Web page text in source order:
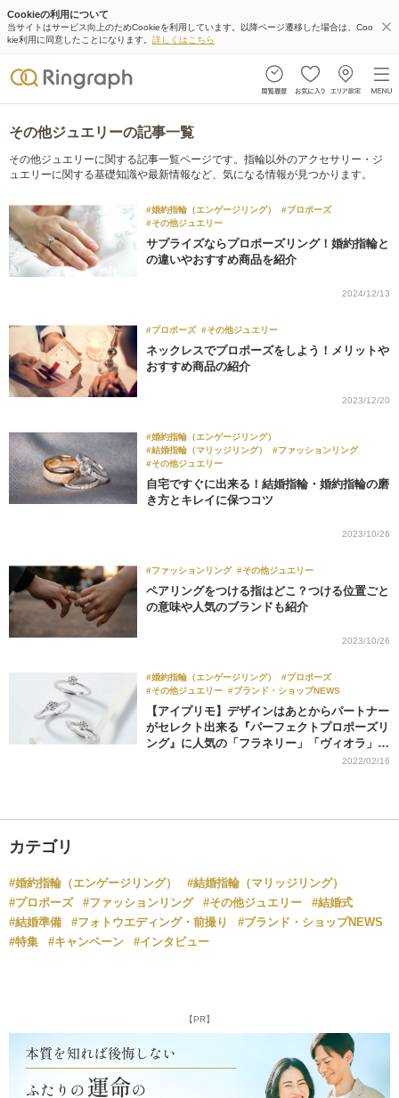
Cookieの利用について
当サイトはサービス向上のためCookieを利用しています。以降ページ遷移した場合は、Coo
kie利用に同意したことになります。 詳しくはこちら
その他ジュエリーの記事一覧
その他ジュエリーに関する記事一覧ページです。指輪以外のアクセサリー・ジ
ュエリーに関する基礎知識や最新情報など、気になる情報が見つかります。
#婚約指輪（エンゲージリング）
#プロポーズ
#その他ジュエリー
サプライズならプロポーズリング！婚約指輪と
の違いやおすすめ商品を紹介
2024/12/13
#プロポーズ #その他ジュエリー
ネックレスでプロポーズをしよう！メリットや
おすすめ商品の紹介
2023/12/20
#婚約指輪（エンゲージリング）
#結婚指輪（マリッジリング）
#ファッションリング
#その他ジュエリー
自宅ですぐに出来る！結婚指輪・婚約指輪の磨
き方とキレイに保つコツ
2023/10/26
#ファッションリング #その他ジュエリー
ペアリングをつける指はどこ？つける位置ごと
の意味や人気のブランドも紹介
2023/10/26
#婚約指輪（エンゲージリング）
#プロポーズ
#その他ジュエリー #ブランド・ショップNEWS
【アイプリモ】デザインはあとからパートナー
がセレクト出来る『パーフェクトプロポーズリ
ング』に人気の「フラネリー」「ヴィオラ」が
2022/02/16
カテゴリ
#婚約指輪（エンゲージリング）
#結婚指輪（マリッジリング）
#プロポーズ
#ファッションリング #その他ジュエリー
#結婚式
#結婚準備
#フォトウエディング・前撮り
#ブランド・ショップNEWS
#特集
#キャンペーン #インタビュー
【PR】